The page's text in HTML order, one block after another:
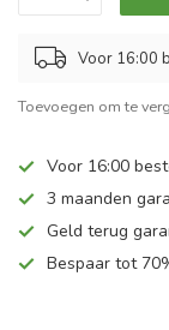
Voor 16:00
Toevoegen om te
Voor 16:00
3 maanden
Geld terug
Bespaar tot